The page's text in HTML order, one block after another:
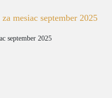
mesiac september 2025
september 2025